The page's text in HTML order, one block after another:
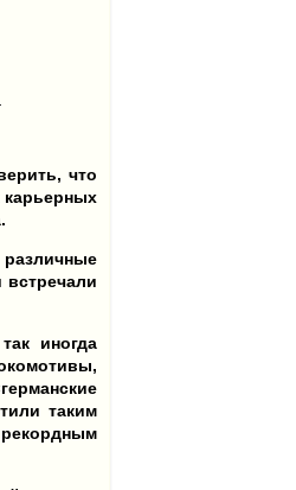
что
карьерных
различные
иногда
таким